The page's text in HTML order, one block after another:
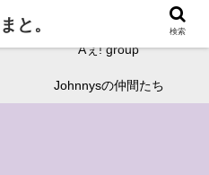
を独断と偏見でまとめます。
Aぇ! group
Johnnysの仲間たち
と。 検索